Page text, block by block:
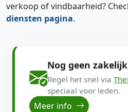
verkoop of vindbaarheid?
diensten pagina.
Nog geen
Regel het snel via
speciaal voor leden.
Meer info